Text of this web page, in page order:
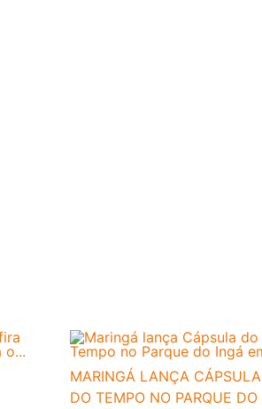
MARINGÁ LANÇA CÁPSULA
DO TEMPO NO PARQUE DO